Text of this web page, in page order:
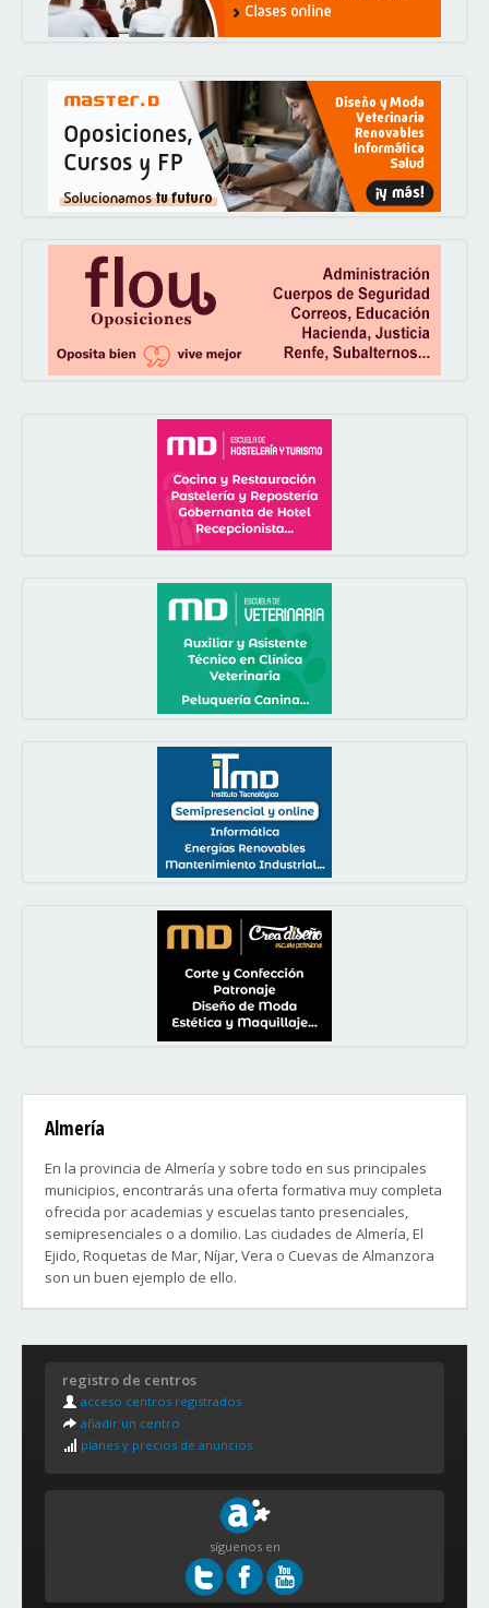
Almería
En la provincia de Almería y sobre todo en sus principales
municipios, encontrarás una oferta formativa muy completa
ofrecida por academias y escuelas tanto presenciales,
semipresenciales o a domilio. Las ciudades de Almería, El
Ejido, Roquetas de Mar, Níjar, Vera o Cuevas de Almanzora
son un buen ejemplo de ello.
Ciudad Jardín
Cortijo Grande
Nueva Almería
Tagarete
registro de centros
acceso centros registrados
añadir un centro
planes y precios de anuncios
síguenos en